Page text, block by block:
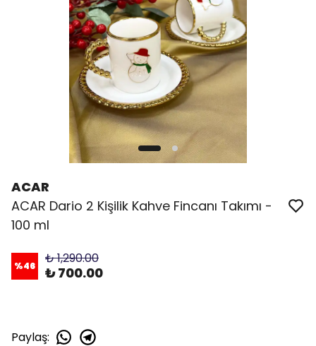
ACAR
ACAR Dario 2 Kişilik Kahve Fincanı Takımı -
100 ml
%46 ₺ 1,290.00
₺ 700.00
Paylaş: